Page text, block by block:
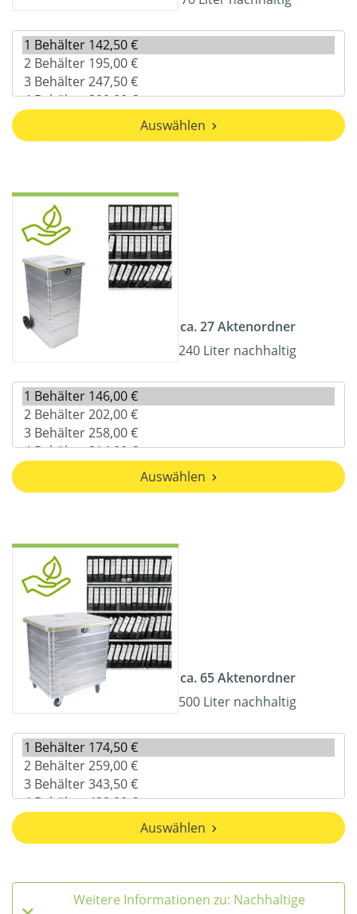
Auswählen
ca. 27 Aktenordner
240 Liter nachhaltig
Auswählen
ca. 65 Aktenordner
500 Liter nachhaltig
Auswählen
Weitere Informationen zu: Nachhaltige